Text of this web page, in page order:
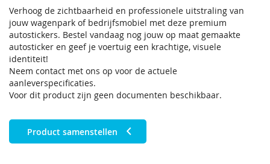
Verhoog de zichtbaarheid en professionele uitstraling van
jouw wagenpark of bedrijfsmobiel met deze premium
autostickers. Bestel vandaag nog jouw op maat gemaakte
autosticker en geef je voertuig een krachtige, visuele
identiteit!
Neem contact met ons op voor de actuele
aanleverspecificaties.
Voor dit product zijn geen documenten beschikbaar.
Product samenstellen